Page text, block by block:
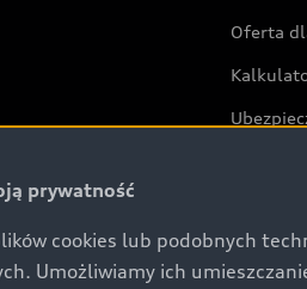
Oferta
Audi
prywatność
cookies lub podobnych
Umożliwiamy ich